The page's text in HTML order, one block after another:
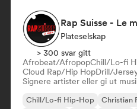
Rap Suisse - Le
Plateselskap
> 300 svar gitt
Afrobeat/AfropopChill/Lo-fi
Cloud Rap/Hip HopDrill/
Signere artister eller gi ut
Chill/Lo-fi Hip-Hop Christian